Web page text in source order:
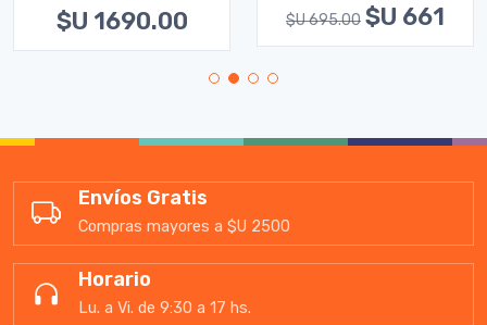
$U 1690.00 $U 695.00 $U 661
Envíos Gratis
Compras mayores a $U 2500
Horario
Lu. a Vi. de 9:30 a 17 hs.